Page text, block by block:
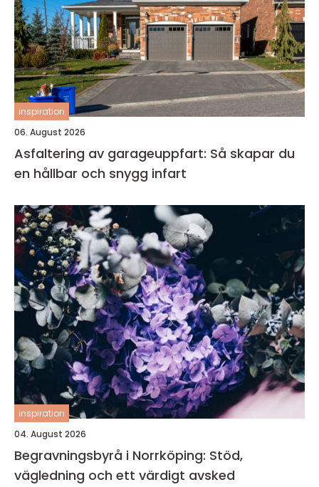
inspiration
06. August 2026
Asfaltering av garageuppfart: Så skapar du
en hållbar och snygg infart
inspiration
04. August 2026
Begravningsbyrå i Norrköping: Stöd,
vägledning och ett värdigt avsked